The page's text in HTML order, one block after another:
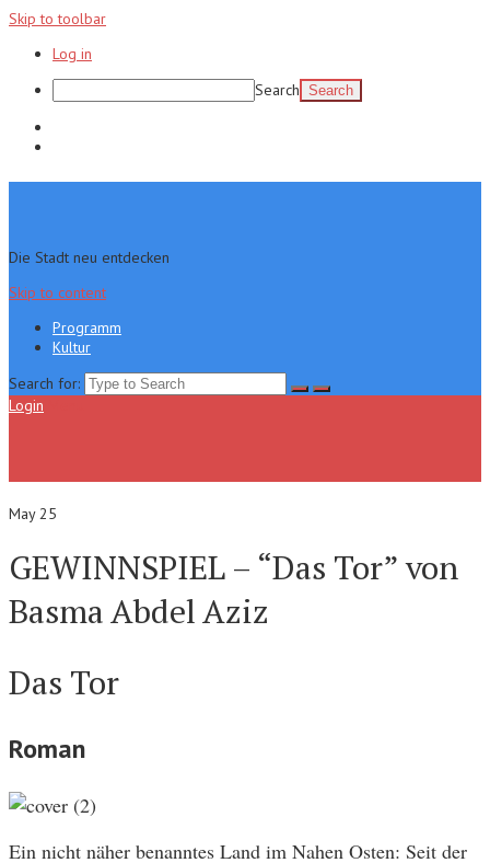
Skip to toolbar
Log in
Search
Die Stadt neu entdecken
Skip to content
Programm
Kultur
Search for:
Login
May 25
GEWINNSPIEL – “Das Tor” von
Basma Abdel Aziz
Das Tor
Roman
Ein nicht näher benanntes Land im Nahen Osten: Seit der